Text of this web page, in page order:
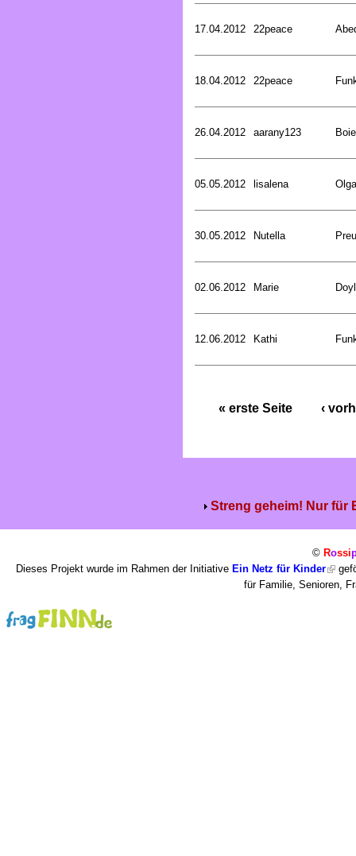
17.04.2012 22peace
18.04.2012 22peace
26.04.2012 aarany123
05.05.2012 lisalena
30.05.2012 Nutella
02.06.2012 Marie
12.06.2012 Kathi
« erste Seite ‹
Streng geheim! Nur für
© Rossi
Dieses Projekt wurde im Rahmen der Initiative Ein Netz für Kinder
für Familie, Senioren,